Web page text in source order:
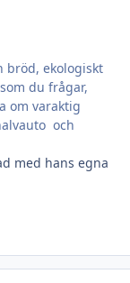
bröd, ekologiskt
du frågar,
om varaktig
och
med hans egna